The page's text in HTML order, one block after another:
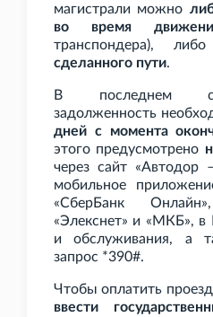
магистрали можно
во время
транспондера),
сделанного пути.
В последнем
задолженность
дней с момента
этого предусмотрено
через сайт «Автодор
мобильное
«СберБанк
«Элекснет» и «МКБ»,
и обслуживания, а
запрос *390#.
Чтобы оплатить
ввести